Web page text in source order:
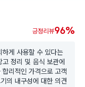
긍정리뷰96%
하게 사용할 수 있다는
정리 및 음식 보관에
리적인 가격으로 고객
의 내구성에 대한 의견